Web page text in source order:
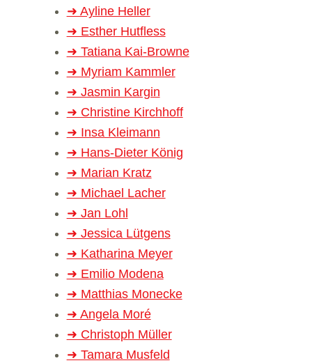
➜ Ayline Hel­ler
➜ Esther Hut­fless
➜ Tatiana Kai-Browne
➜ Myriam Kamm­ler
➜ Jas­min Kar­gin
➜ Chris­tine Kirch­hoff
➜ Insa Klei­mann
➜ Hans-Die­­­ter König
➜ Marian Kratz
➜ Michael Lacher
➜ Jan Lohl
➜ Jes­sica Lüt­gens
➜ Katha­rina Meyer
➜ Emi­lio Modena
➜ Mat­thias Mon­ecke
➜ Angela Moré
➜ Christoph Mül­ler
➜ Tamara Mus­feld